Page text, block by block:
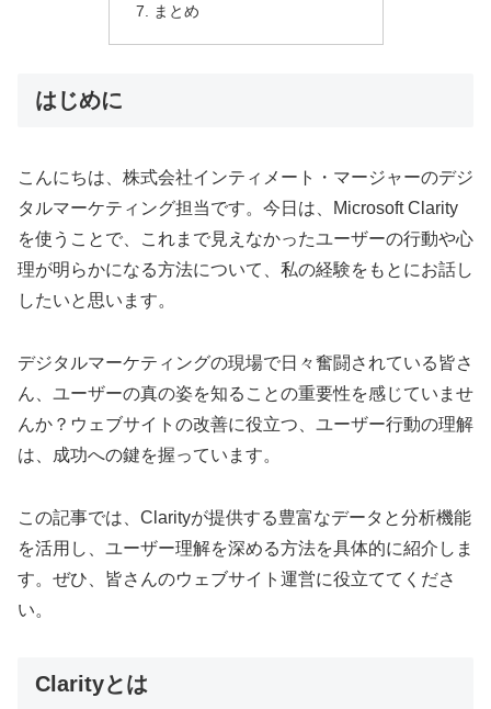
まとめ
はじめに
こんにちは、株式会社インティメート・マージャーのデジ
タルマーケティング担当です。今日は、Microsoft Clarity
を使うことで、これまで見えなかったユーザーの行動や心
理が明らかになる方法について、私の経験をもとにお話し
したいと思います。
デジタルマーケティングの現場で日々奮闘されている皆さ
ん、ユーザーの真の姿を知ることの重要性を感じていませ
んか？ウェブサイトの改善に役立つ、ユーザー行動の理解
は、成功への鍵を握っています。
この記事では、Clarityが提供する豊富なデータと分析機能
を活用し、ユーザー理解を深める方法を具体的に紹介しま
す。ぜひ、皆さんのウェブサイト運営に役立ててくださ
い。
Clarityとは